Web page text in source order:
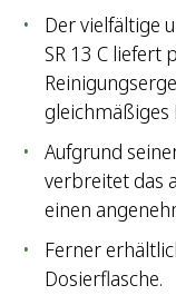
Der vielfältige
SR 13 C liefert
gleichmäßiges
Aufgrund
verbreitet das
einen
Ferner
Dosierflasche.